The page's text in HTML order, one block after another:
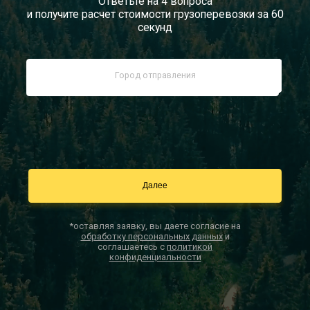
Заказать звонок
Документы
Контакты
и получите расчет стоимости грузоперевозки за 60
секунд
*оставляя заявку, вы даете согласие на
обработку персональных данныхи
соглашаетесь с политикой
конфиденциальности